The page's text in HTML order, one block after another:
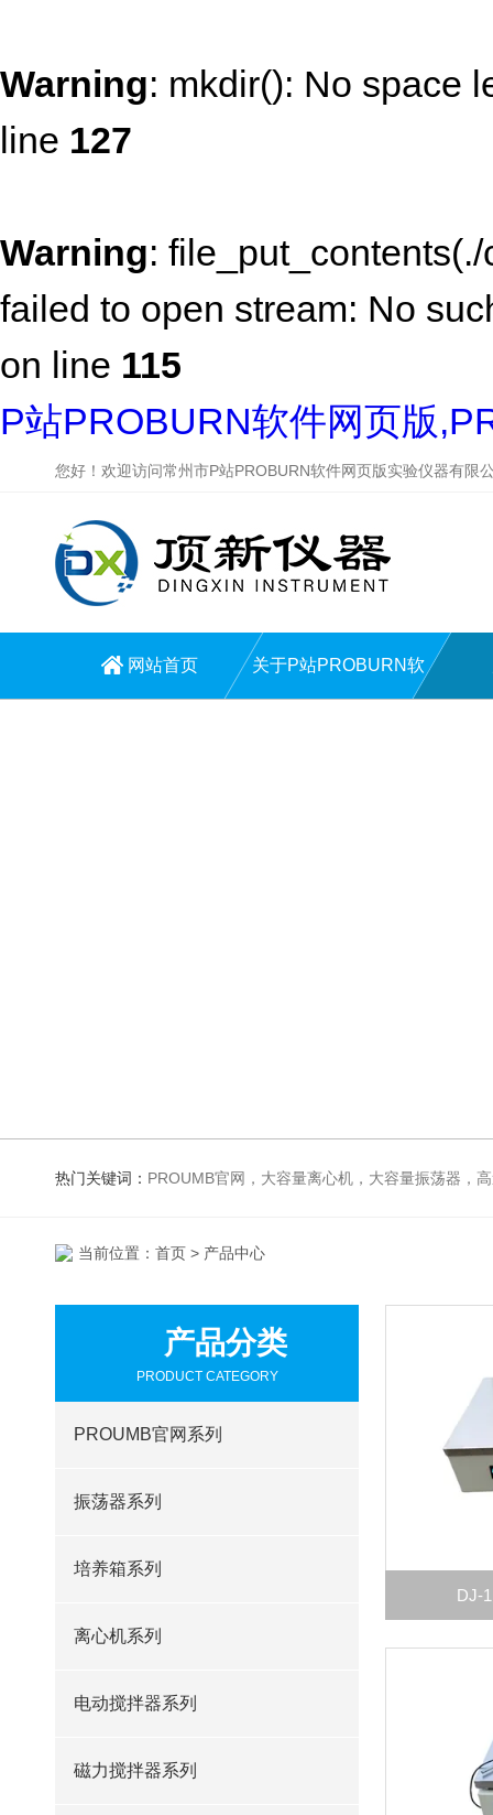
Warning: mkdir(): No space
line 127
Warning:
failed to open stream: No
on line 115
P站PROBURN软件网页版
您好！欢迎访问常州市P站PROBURN软件网页版实验仪器有限
网站首页 关于P站PROBURN软
热门关键词： PROUMB官网，大容量离心机，大容量振荡器，高速冷冻离心机，生化、光照、振荡培养箱，磁力搅拌器，
当前位置： 首页 > 产品中心
产品分类
PRODUCT CATEGORY
PROUMB官网系列
振荡器系列
培养箱系列
离心机系列
电动搅拌器系列
磁力搅拌器系列
DJ-